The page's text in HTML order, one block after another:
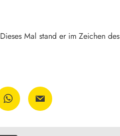
Mal stand er im Zeichen des